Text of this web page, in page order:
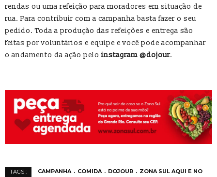
rendas ou uma refeição para moradores em situação de
rua. Para contribuir com a campanha basta fazer o seu
pedido. Toda a produção das refeições e entrega são
feitas por voluntários e equipe e você pode acompanhar
o andamento da ação pelo instagram @dojour.
TAGS : CAMPANHA COMIDA DOJOUR
ZONA SUL AQUI E NO